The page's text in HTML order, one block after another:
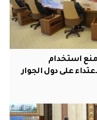
منع استخدام
على دول الجوار